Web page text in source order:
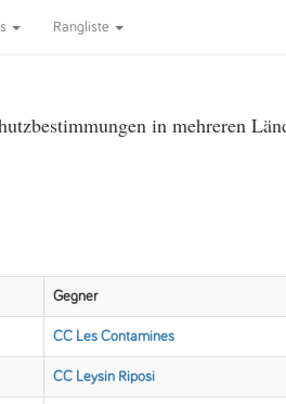
Rangliste
in mehreren
Gegner
CC Les Contamines
CC Leysin Riposi